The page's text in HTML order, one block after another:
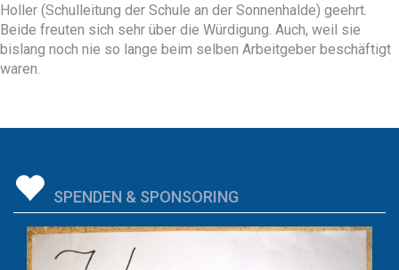
Holler (Schulleitung der Schule an der Sonnenhalde) geehrt.
Beide freuten sich sehr über die Würdigung. Auch, weil sie
bislang noch nie so lange beim selben Arbeitgeber beschäftigt
waren.
SPENDEN & SPONSORING